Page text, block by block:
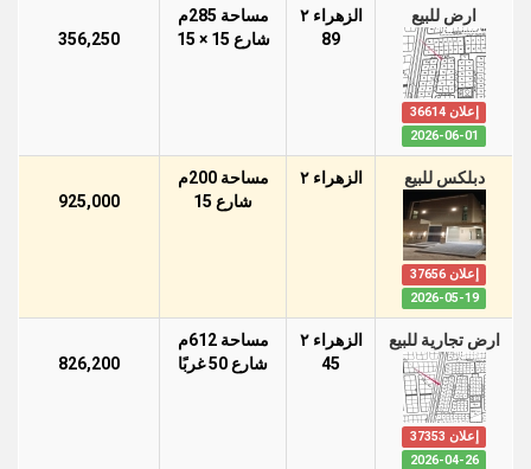
ارض للبيع
إعلان 36614
2026-06-01
الزهراء ٢
89
مساحة 285م
شارع 15 × 15
356,250
دبلكس للبيع
إعلان 37656
2026-05-19
الزهراء ٢
مساحة 200م
شارع 15
925,000
ارض تجارية للبيع
إعلان 37353
2026-04-26
الزهراء ٢
45
مساحة 612م
شارع 50 غربًا
826,200